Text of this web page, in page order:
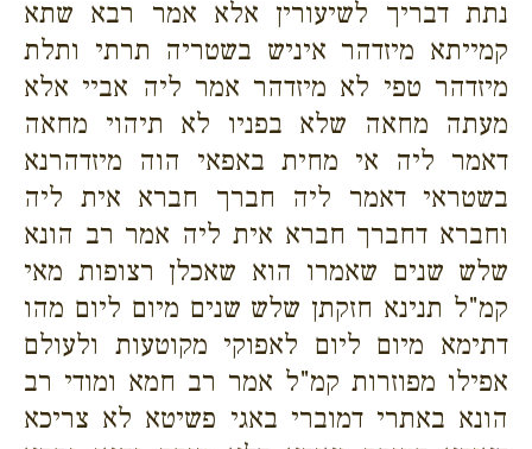
נתת דבריך לשיעורין אלא אמר רבא שתא
קמייתא מיזדהר איניש בשטריה תרתי ותלת
מיזדהר טפי לא מיזדהר אמר ליה אביי אלא
מעתה מחאה שלא בפניו לא תיהוי מחאה
דאמר ליה אי מחית באפאי הוה מיזדהרנא
בשטראי דאמר ליה חברך חברא אית ליה
וחברא דחברך חברא אית ליה אמר רב הונא
שלש שנים שאמרו הוא שאכלן רצופות מאי
קמ"ל תנינא חזקתן שלש שנים מיום ליום מהו
דתימא מיום ליום לאפוקי מקוטעות ולעולם
אפילו מפוזרות קמ"ל אמר רב חמא ומודי רב
הונא באתרי דמוברי באגי פשיטא לא צריכא